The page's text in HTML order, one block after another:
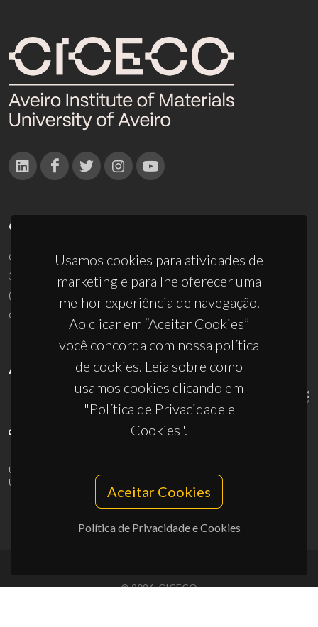
Usamos cookies para atividades de
marketing e para lhe oferecer uma
melhor experiência de navegação.
Ao clicar em “Aceitar Cookies”
você concorda com nossa política
de cookies. Leia sobre como
usamos cookies clicando em
"Política de Privacidade e
Cookies".
Aceitar Cookies
Política de Privacidade e Cookies
CONTACTOS
Campus Universitário de Santiago
3810-193 Aveiro - Portugal
(+351) 234 370 200
ciceco@ua.pt
APOIOS
UID/PRR/50011/2025
UID/PRR2/50011/2025
10.54499/UID/PRR2/50011/2025
© 2026, CICECO